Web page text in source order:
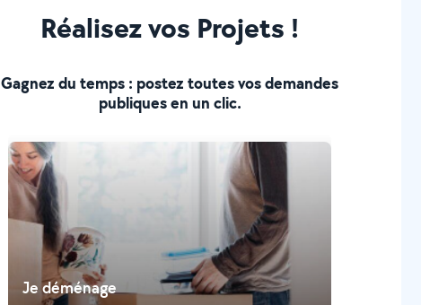
Réalisez vos Projets !
Gagnez du temps : postez toutes vos demandes
publiques en un clic.
Je déménage